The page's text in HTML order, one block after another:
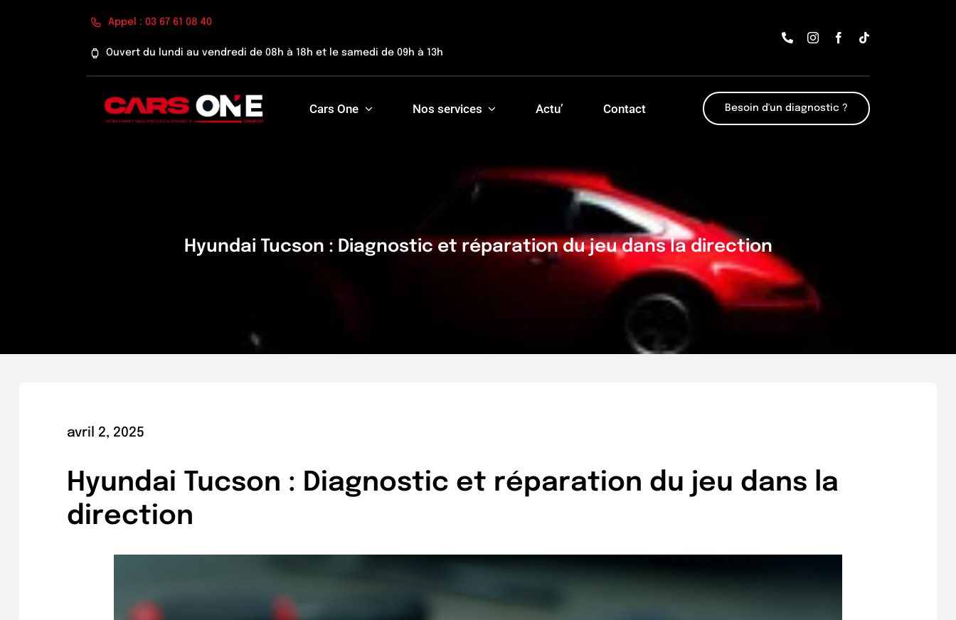
Appel : 03 67 61 08 40
Ouvert du lundi au vendredi de 08h à 18h et le samedi de 09h à 13h
Cars One Nos services Actu’ Contact Besoin d'un diagnostic ?
Hyundai Tucson : Diagnostic et réparation du jeu dans la direction
avril 2, 2025
Hyundai Tucson : Diagnostic et réparation du jeu dans la
direction